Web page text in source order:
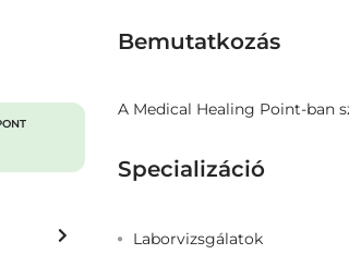
Bemutatkozás
A Medical Healing Point-ban
Specializáció
Laborvizsgálatok